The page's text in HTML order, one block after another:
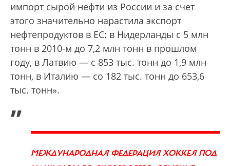
импорт сырой нефти из России и за счет
этого значительно нарастила экспорт
нефтепродуктов в ЕС: в Нидерланды с 5 млн
тонн в 2010-м до 7,2 млн тонн в прошлом
году, в Латвию — с 853 тыс. тонн до 1,9 млн
тонн, в Италию — со 182 тыс. тонн до 653,6
тыс. тонн».
„
МЕЖДУНАРОДНАЯ ФЕДЕРАЦИЯ ХОККЕЯ ПОД